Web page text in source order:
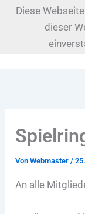
Zum
VonWebmaster/
An alle
Diese
dieser